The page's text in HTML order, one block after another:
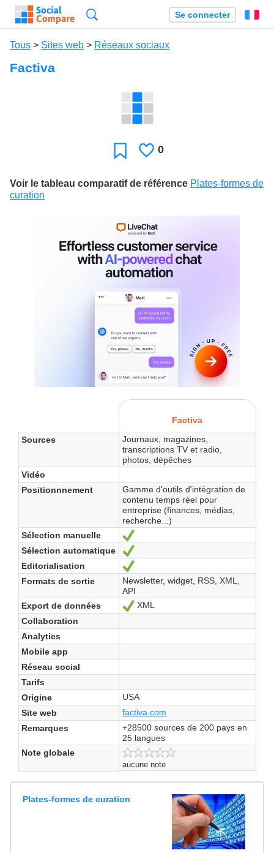
Se connecter
Tous > Sites web > Réseaux sociaux
Factiva
Favori J'aime
0
Voir le tableau comparatif de référence Plates-formes de
curation
Factiva
Sources
Journaux, magazines,
transcriptions TV et radio,
photos, dépêches
Vidéo
Positionnnement
Gamme d'outils d'intégration de
contenu temps réel pour
entreprise (finances, médias,
recherche...)
Sélection manuelle
Oui
Sélection automatique
Editorialisation
Oui
Formats de sortie
Newsletter, widget, RSS, XML,
API
Export de données
Oui
XML
Collaboration
Analytics
Mobile app
Réseau social
Tarifs
Origine
USA
Site web
factiva.com
Remarques
+28500 sources de 200 pays en
25 langues
Note globale
aucune note
Plates-formes de curation